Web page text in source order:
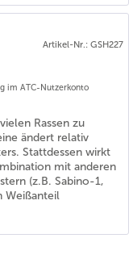
Artikel-Nr.: GSH227
im ATC-Nutzerkonto
Rassen zu
ändert relativ
Stattdessen wirkt
mit anderen
(z.B. Sabino-1,
Weißanteil